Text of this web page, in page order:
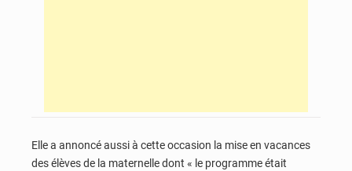
Elle a annoncé aussi à cette occasion la mise en vacances
des élèves de la maternelle dont « le programme était